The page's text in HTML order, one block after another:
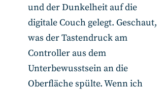
und der Dunkelheit auf die
digitale Couch gelegt. Geschaut,
was der Tastendruck am
Controller aus dem
Unterbewusstsein an die
Oberfläche spülte. Wenn ich